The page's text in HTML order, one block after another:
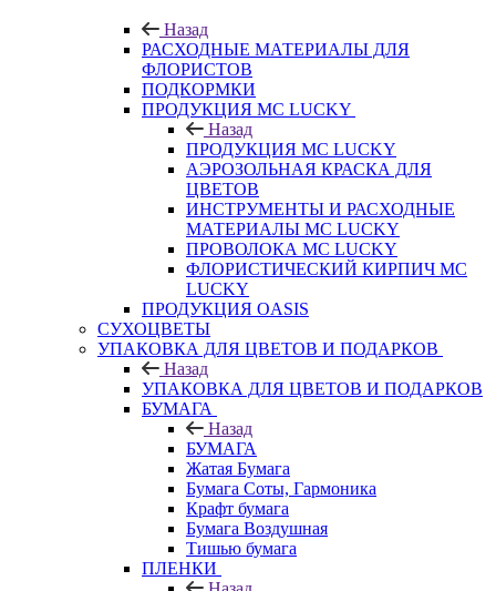
Назад
РАСХОДНЫЕ МАТЕРИАЛЫ ДЛЯ
ФЛОРИСТОВ
ПОДКОРМКИ
ПРОДУКЦИЯ MC LUCKY
Назад
ПРОДУКЦИЯ MC LUCKY
АЭРОЗОЛЬНАЯ КРАСКА ДЛЯ
ЦВЕТОВ
ИНСТРУМЕНТЫ И РАСХОДНЫЕ
МАТЕРИАЛЫ MC LUCKY
ПРОВОЛОКА MC LUCKY
ФЛОРИСТИЧЕСКИЙ КИРПИЧ MC
LUCKY
ПРОДУКЦИЯ OASIS
СУХОЦВЕТЫ
УПАКОВКА ДЛЯ ЦВЕТОВ И ПОДАРКОВ
Назад
УПАКОВКА ДЛЯ ЦВЕТОВ И ПОДАРКОВ
БУМАГА
Назад
БУМАГА
Жатая Бумага
Бумага Соты, Гармоника
Крафт бумага
Бумага Воздушная
Тишью бумага
ПЛЕНКИ